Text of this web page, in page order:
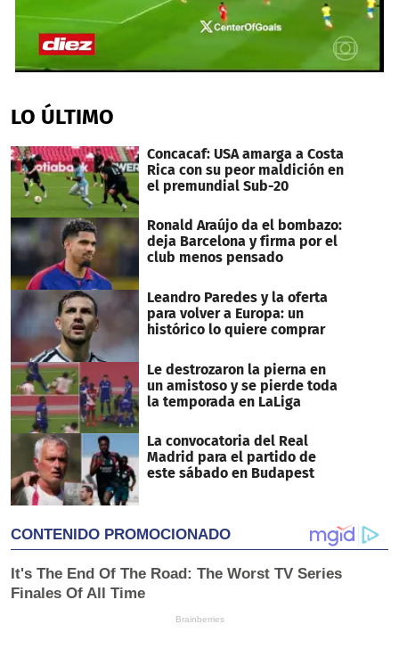
of
2
53
seconds
LO ÚLTIMO
Concacaf: USA amarga a Costa
Rica con su peor maldición en
el premundial Sub-20
Ronald Araújo da el bombazo:
deja Barcelona y firma por el
club menos pensado
Leandro Paredes y la oferta
para volver a Europa: un
histórico lo quiere comprar
Le destrozaron la pierna en
un amistoso y se pierde toda
la temporada en LaLiga
La convocatoria del Real
Madrid para el partido de
este sábado en Budapest